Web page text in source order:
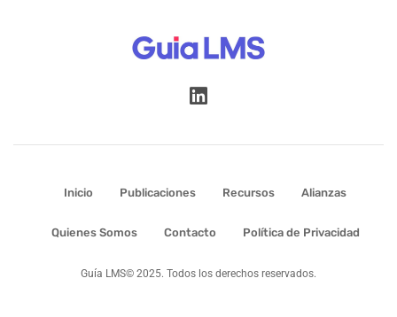
Inicio Publicaciones Recursos Alianzas
Quienes Somos Contacto Política de Privacidad
Guía LMS© 2025. Todos los derechos reservados.